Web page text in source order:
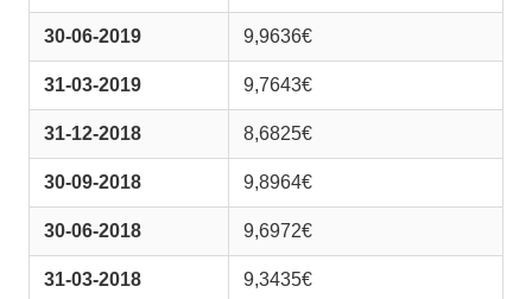
30-06-2019 9,9636€
31-03-2019 9,7643€
31-12-2018 8,6825€
30-09-2018 9,8964€
30-06-2018 9,6972€
31-03-2018 9,3435€